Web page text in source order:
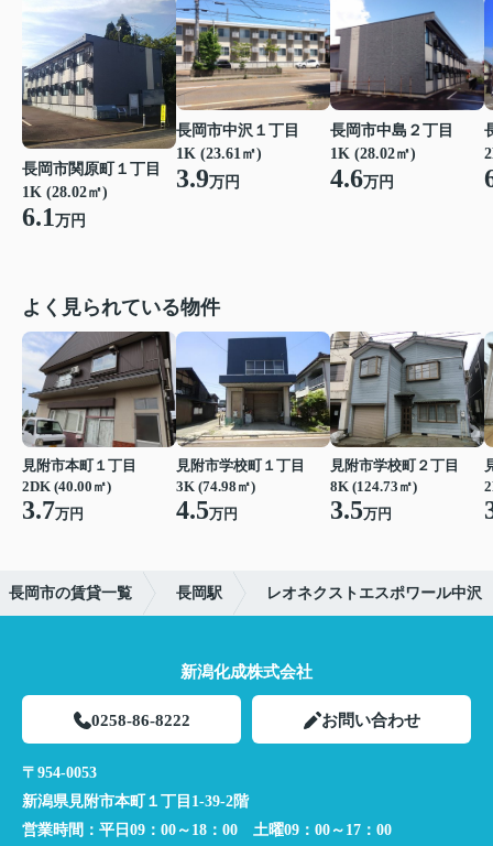
長岡市関原町１丁目
1K (28.02㎡)
6.1万円
長岡市中沢１丁目
1K (23.61㎡)
3.9万円
長岡市中島２丁目
1K (28.02㎡)
4.6万円
よく見られている物件
見附市本町１丁目
2DK (40.00㎡)
3.7万円
見附市学校町１丁目
3K (74.98㎡)
4.5万円
見附市学校町２丁目
8K (124.73㎡)
3.5万円
長岡市の賃貸一覧 長岡駅 レオネクストエスポワール中沢
新潟化成株式会社
0258-86-8222 お問い合わせ
〒954-0053
新潟県見附市本町１丁目1-39-2階
営業時間： 平日09：00～18：00 土曜09：00～17：00